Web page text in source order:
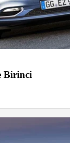
Birinci